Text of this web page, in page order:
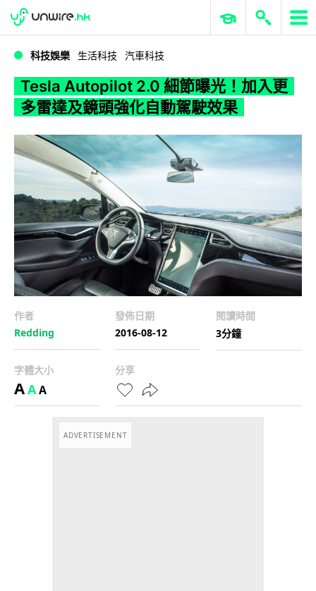
WWDC 2026 ERP 與商業 AI
科技娛樂 生活科技 汽車科技
Tesla Autopilot 2.0 細節曝光！加入更
多雷達及鏡頭強化自動駕駛效果
作者
Redding
發佈日期
2016-08-12
閱讀時間
3分鐘
字體大小
AAA
分享
ADVERTISEMENT